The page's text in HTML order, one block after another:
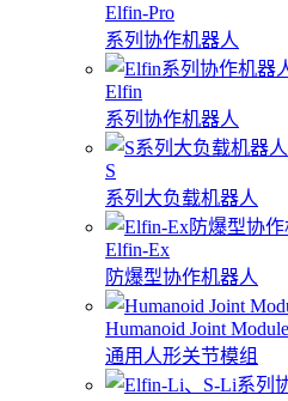
Elfin-Pro
系列协作机器人
Elfin
系列协作机器人
S
系列大负载机器人
Elfin-Ex
防爆型协作机器人
Humanoid Joint Module
通用人形关节模组